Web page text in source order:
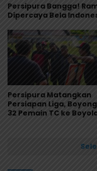
Persipura Bangga!
Dipercaya Bela
Persipura Matangkan
Persiapan Liga, Boyong
32 Pemain TC ke